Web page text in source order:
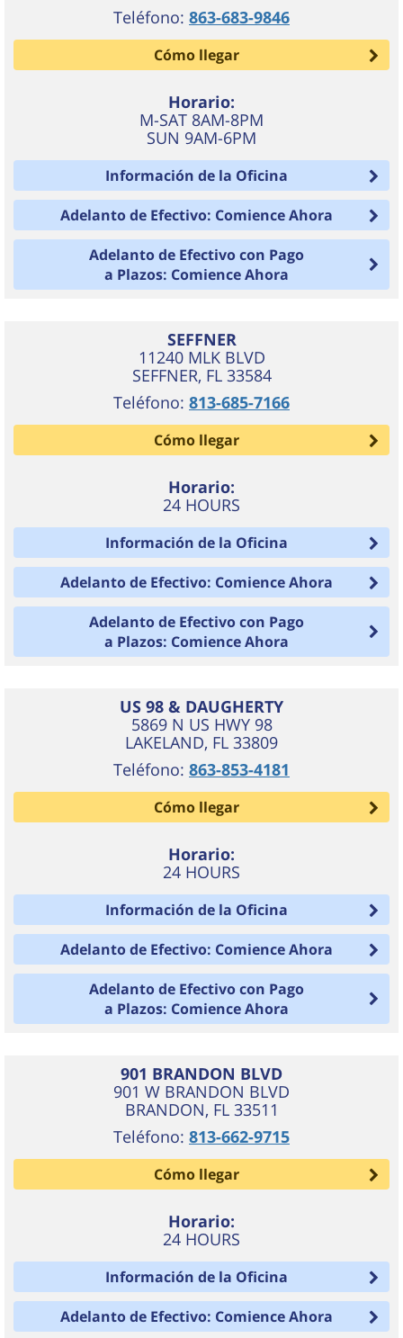
Teléfono: 863-683-9846
Cómo llegar
Horario:
M-SAT 8AM-8PM
SUN 9AM-6PM
Información de la Oficina
Adelanto de Efectivo: Comience Ahora
Adelanto de Efectivo con Pago
a Plazos: Comience Ahora
SEFFNER
11240 MLK BLVD
SEFFNER, FL 33584
Teléfono: 813-685-7166
Cómo llegar
Horario:
24 HOURS
Información de la Oficina
Adelanto de Efectivo: Comience Ahora
Adelanto de Efectivo con Pago
a Plazos: Comience Ahora
US 98 & DAUGHERTY
5869 N US HWY 98
LAKELAND, FL 33809
Teléfono: 863-853-4181
Cómo llegar
Horario:
24 HOURS
Información de la Oficina
Adelanto de Efectivo: Comience Ahora
Adelanto de Efectivo con Pago
a Plazos: Comience Ahora
901 BRANDON BLVD
901 W BRANDON BLVD
BRANDON, FL 33511
Teléfono: 813-662-9715
Cómo llegar
Horario:
24 HOURS
Información de la Oficina
Adelanto de Efectivo: Comience Ahora